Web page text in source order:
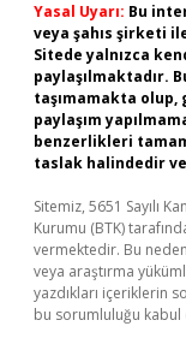
Yasal Uyarı: Bu
veya şahıs şirketi
Sitede yalnızca
paylaşılmaktadır.
taşımamakta olup,
paylaşım
benzerlikleri
taslak halindedir
Sitemiz, 5651 Sayılı
Kurumu (BTK)
vermektedir. Bu
veya araştırma
yazdıkları içeriklerin
bu sorumluluğu kabul